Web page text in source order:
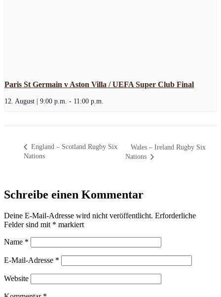
Paris St Germain v Aston Villa / UEFA Super Club Final
12. August | 9:00 p.m. - 11:00 p.m.
England – Scotland Rugby Six
Nations
Wales – Ireland Rugby Six
Nations
Schreibe einen Kommentar
Deine E-Mail-Adresse wird nicht veröffentlicht. Erforderliche
Felder sind mit * markiert
Name *
E-Mail-Adresse *
Website